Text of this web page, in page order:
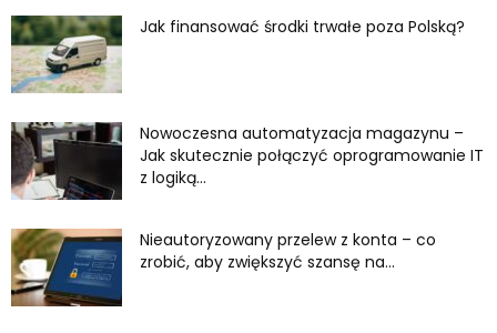
Jak finansować środki trwałe poza Polską?
Nowoczesna automatyzacja magazynu –
Jak skutecznie połączyć oprogramowanie IT
z logiką...
Nieautoryzowany przelew z konta – co
zrobić, aby zwiększyć szansę na...